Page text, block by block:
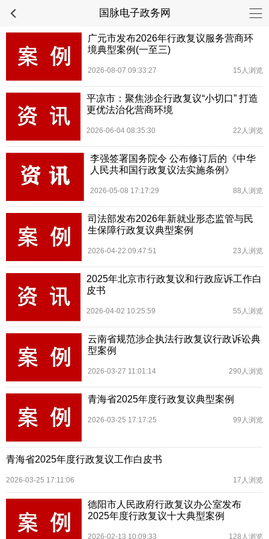
国脉电子政务网
广元市发布2026年行政复议服务营商环
境典型案例(一至三)
2026-08-07 09:33:27 15人浏览
平凉市：聚焦涉企行政复议“小切口” 打造
更优法治化营商环境
2026-06-04 08:35:30 22人浏览
李强签署国务院令 公布修订后的《中华
人民共和国行政复议法实施条例》
2026-05-08 17:17:29 88人浏览
司法部发布2026年新就业形态监管与民
生保障行政复议典型案例
2026-04-22 09:47:51 23人浏览
2025年北京市行政复议和行政应诉工作白
皮书
2026-04-02 10:25:59 55人浏览
云南省规范涉企执法行政复议行政诉讼典
型案例
2026-03-27 11:01:14 290人浏览
青海省2025年度行政复议典型案例
2026-03-25 17:17:25 99人浏览
青海省2025年度行政复议工作白皮书
2026-03-25 17:11:06 17人浏览
德阳市人民政府行政复议办公室发布
2025年度行政复议十大典型案例
2026-02-13 10:09:33 128人浏览